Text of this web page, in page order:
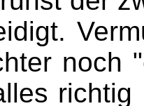
noch